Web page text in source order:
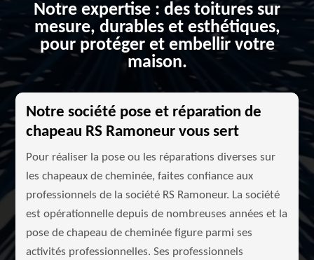
Notre expertise : des toitures sur
mesure, durables et esthétiques,
pour protéger et embellir votre
maison.
Notre société pose et réparation de
chapeau RS Ramoneur vous sert
Pour réaliser la pose ou les réparations diverses sur
les chapeaux de cheminée, faites confiance aux
professionnels de la société RS Ramoneur. La société
est opérationnelle depuis de nombreuses années et la
pose de chapeau de cheminée figure parmi ses
activités professionnelles. Ses professionnels